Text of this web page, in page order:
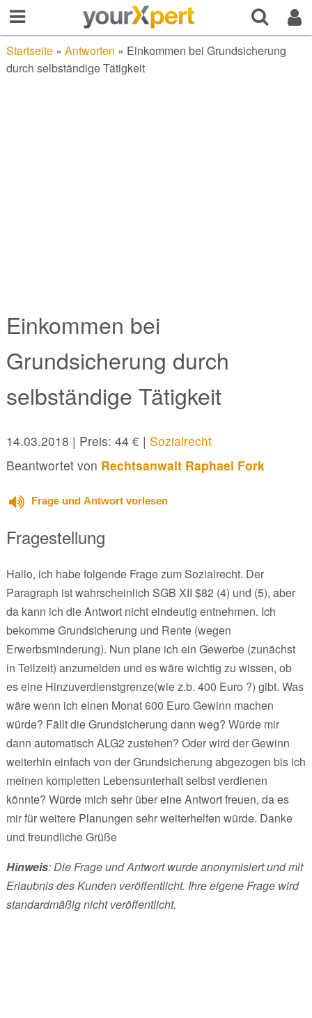
Startseite» Antworten » Einkommen bei Grundsicherung
durch selbständige Tätigkeit
Einkommen bei
Grundsicherung durch
selbständige Tätigkeit
14.03.2018 | Preis: 44 € | Sozialrecht
Beantwortet von Rechtsanwalt Raphael Fork
Frage und Antwort vorlesen
Fragestellung
Hallo, ich habe folgende Frage zum Sozialrecht. Der
Paragraph ist wahrscheinlich SGB XII $82 (4) und (5), aber
da kann ich die Antwort nicht eindeutig entnehmen. Ich
bekomme Grundsicherung und Rente (wegen
Erwerbsminderung). Nun plane ich ein Gewerbe (zunächst
in Teilzeit) anzumelden und es wäre wichtig zu wissen, ob
es eine Hinzuverdienstgrenze(wie z.b. 400 Euro ?) gibt. Was
wäre wenn ich einen Monat 600 Euro Gewinn machen
würde? Fällt die Grundsicherung dann weg? Würde mir
dann automatisch ALG2 zustehen? Oder wird der Gewinn
weiterhin einfach von der Grundsicherung abgezogen bis ich
meinen kompletten Lebensunterhalt selbst verdienen
könnte? Würde mich sehr über eine Antwort freuen, da es
mir für weitere Planungen sehr weiterhelfen würde. Danke
und freundliche Grüße
Hinweis: Die Frage und Antwort wurde anonymisiert und mit
Erlaubnis des Kunden veröffentlicht. Ihre eigene Frage wird
standardmäßig nicht veröffentlicht.